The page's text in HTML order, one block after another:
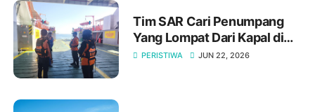
Tim SAR Cari Penumpang
Yang Lompat Dari Kapal di
Perairan Poto Tano
PERISTIWA JUN 22, 2026